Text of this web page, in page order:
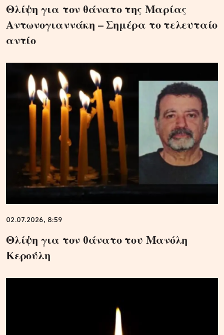
Θλίψη για τον θάνατο της Μαρίας
Αντωνογιαννάκη – Σημέρα το τελευταίο
αντίο
02.07.2026, 8:59
Θλίψη για τον θάνατο του Μανόλη
Κερούλη